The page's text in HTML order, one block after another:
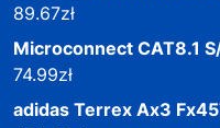
89.67zł
Microconnect CAT8.1
74.99zł
adidas Terrex Ax3